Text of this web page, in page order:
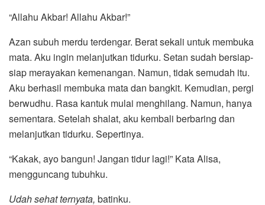
“Allahu Akbar! Allahu Akbar!”
Azan subuh merdu terdengar. Berat sekali untuk membuka
mata. Aku ingin melanjutkan tidurku. Setan sudah bersiap-
siap merayakan kemenangan. Namun, tidak semudah itu.
Aku berhasil membuka mata dan bangkit. Kemudian, pergi
berwudhu. Rasa kantuk mulai menghilang. Namun, hanya
sementara. Setelah shalat, aku kembali berbaring dan
melanjutkan tidurku. Sepertinya.
“Kakak, ayo bangun! Jangan tidur lagi!” Kata Alisa,
mengguncang tubuhku.
Udah sehat ternyata, batinku.